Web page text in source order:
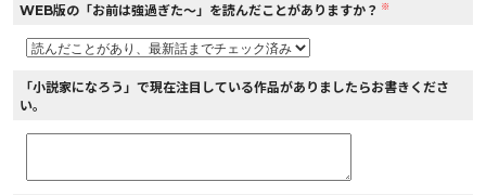
WEB版の「お前は強過ぎた～」を読んだことがありますか？ ※
「小説家になろう」で現在注目している作品がありましたらお書きくださ
い。